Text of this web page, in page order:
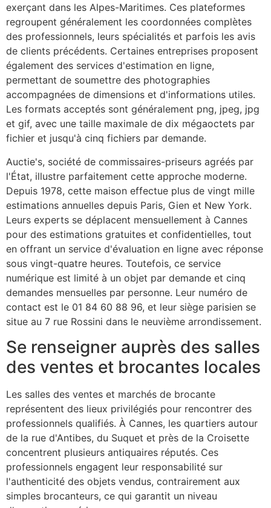
exerçant dans les Alpes-Maritimes. Ces plateformes
regroupent généralement les coordonnées complètes
des professionnels, leurs spécialités et parfois les avis
de clients précédents. Certaines entreprises proposent
également des services d'estimation en ligne,
permettant de soumettre des photographies
accompagnées de dimensions et d'informations utiles.
Les formats acceptés sont généralement png, jpeg, jpg
et gif, avec une taille maximale de dix mégaoctets par
fichier et jusqu'à cinq fichiers par demande.
Auctie's, société de commissaires-priseurs agréés par
l'État, illustre parfaitement cette approche moderne.
Depuis 1978, cette maison effectue plus de vingt mille
estimations annuelles depuis Paris, Gien et New York.
Leurs experts se déplacent mensuellement à Cannes
pour des estimations gratuites et confidentielles, tout
en offrant un service d'évaluation en ligne avec réponse
sous vingt-quatre heures. Toutefois, ce service
numérique est limité à un objet par demande et cinq
demandes mensuelles par personne. Leur numéro de
contact est le 01 84 60 88 96, et leur siège parisien se
situe au 7 rue Rossini dans le neuvième arrondissement.
Se renseigner auprès des salles
des ventes et brocantes locales
Les salles des ventes et marchés de brocante
représentent des lieux privilégiés pour rencontrer des
professionnels qualifiés. À Cannes, les quartiers autour
de la rue d'Antibes, du Suquet et près de la Croisette
concentrent plusieurs antiquaires réputés. Ces
professionnels engagent leur responsabilité sur
l'authenticité des objets vendus, contrairement aux
simples brocanteurs, ce qui garantit un niveau